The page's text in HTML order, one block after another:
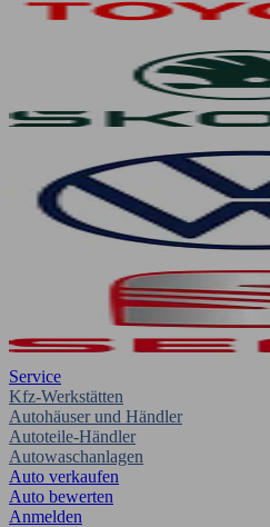
Service
Kfz-Werkstätten
Autohäuser und Händler
Autoteile-Händler
Autowaschanlagen
Auto verkaufen
Auto bewerten
Anmelden